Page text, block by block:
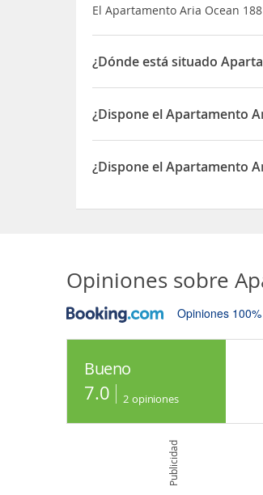
El Apartamento Aria Ocean
¿Dónde está situado
El Apartamento Aria Ocean
¿Dispone el Apartamento
Sí, el Apartamento Aria Ocean
¿Dispone el Apartamento
Opiniones sobre
Opiniones
Bueno
7.0 2 opiniones
Publicidad